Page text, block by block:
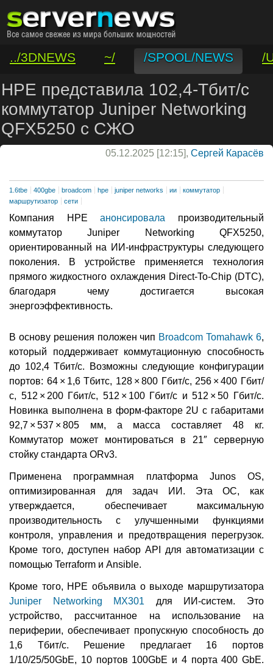
../3DNEWS ~/ /SPOOL/NEWS
/
/VAR/CONTACT
HPE представила 102,4-Тбит/с
коммутатор Juniper Networking
QFX5250 с СЖО
05.12.2025 [12:15], Сергей Карасёв
1.6tbe 400gbe broadcom hpe juniper networks ии
коммутатор
маршрутизатор
сети
Компания HPEанонсировала производительный
коммутатор Juniper Networking QFX5250,
ориентированный на ИИ-инфраструктуры следующего
поколения. В устройстве применяется технология
прямого жидкостного охлаждения Direct-To-Chip (DTC),
благодаря чему достигается высокая
энергоэффективность.
В основу решения положен чип Broadcom Tomahawk 6,
который поддерживает коммутационную способность
до 102,4 Тбит/с. Возможны следующие конфигурации
портов: 64 × 1,6 Тбитс, 128 × 800 Гбит/с, 256 × 400 Гбит/
с, 512 × 200 Гбит/с, 512 × 100 Гбит/с и 512 × 50 Гбит/с.
Новинка выполнена в форм-факторе 2U с габаритами
92,7 × 537 × 805 мм, а масса составляет 48 кг.
Коммутатор может монтироваться в 21″ серверную
стойку стандарта ORv3.
Применена программная платформа Junos OS,
оптимизированная для задач ИИ. Эта ОС, как
утверждается, обеспечивает максимальную
производительность с улучшенными функциями
контроля, управления и предотвращения перегрузок.
Кроме того, доступен набор API для автоматизации с
помощью Terraform и Ansible.
Кроме того, HPE объявила о выходе маршрутизатора
Juniper Networking MX301 для ИИ-систем. Это
устройство, рассчитанное на использование на
периферии, обеспечивает пропускную способность до
1,6 Тбит/с. Решение предлагает 16 портов
1/10/25/50GbE, 10 портов 100GbE и 4 порта 400 GbE.